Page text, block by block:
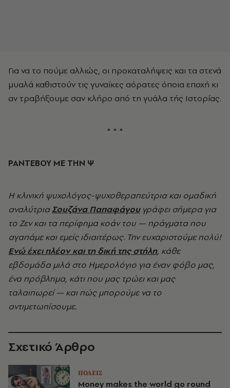
Για να το πούμε αλλιώς, οι προκαταλήψεις και τα στενά
μυαλά καθιστούν τις γυναίκες αόρατες όποια εποχή κι
αν τραβήξουμε σαν κλήρο από τη γυάλα τής Ιστορίας.
* * *
ΡΑΝΤΕΒΟΥ ΜΕ ΤΗΝ Ψ
Η κλινική ψυχολόγος-ψυχοθεραπεύτρια και ομαδική
αναλύτριαΣουζάνα Παπαφάγου γράφει σήμερα για
το Ζεν και τα περίφημα κοάν του — πράγματα που
αγαπάμε και εμείς ιδιαιτέρως. Την ευχαριστούμε πολύ!
Ενώ έχει πλέον και τη δική της στήλη, κάθε
εβδομάδα μιλά στο Ημερολόγιο για έναν φόβο μας,
ένα πρόβλημα, κάτι που μας τρώει και μας
ταλαιπωρεί — και πώς μπορούμε να το
αντιμετωπίσουμε.
Σχετικό Άρθρο
ΠΟΛΕΙΣ
Money makes the world go round